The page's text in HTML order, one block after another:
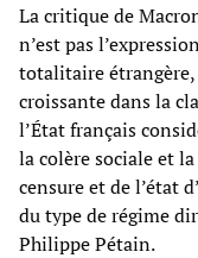
La critique de
n’est pas
totalitaire
croissante dans la
l’État français
la colère sociale et
censure et de l’état
du type de régime
Philippe Pétain.